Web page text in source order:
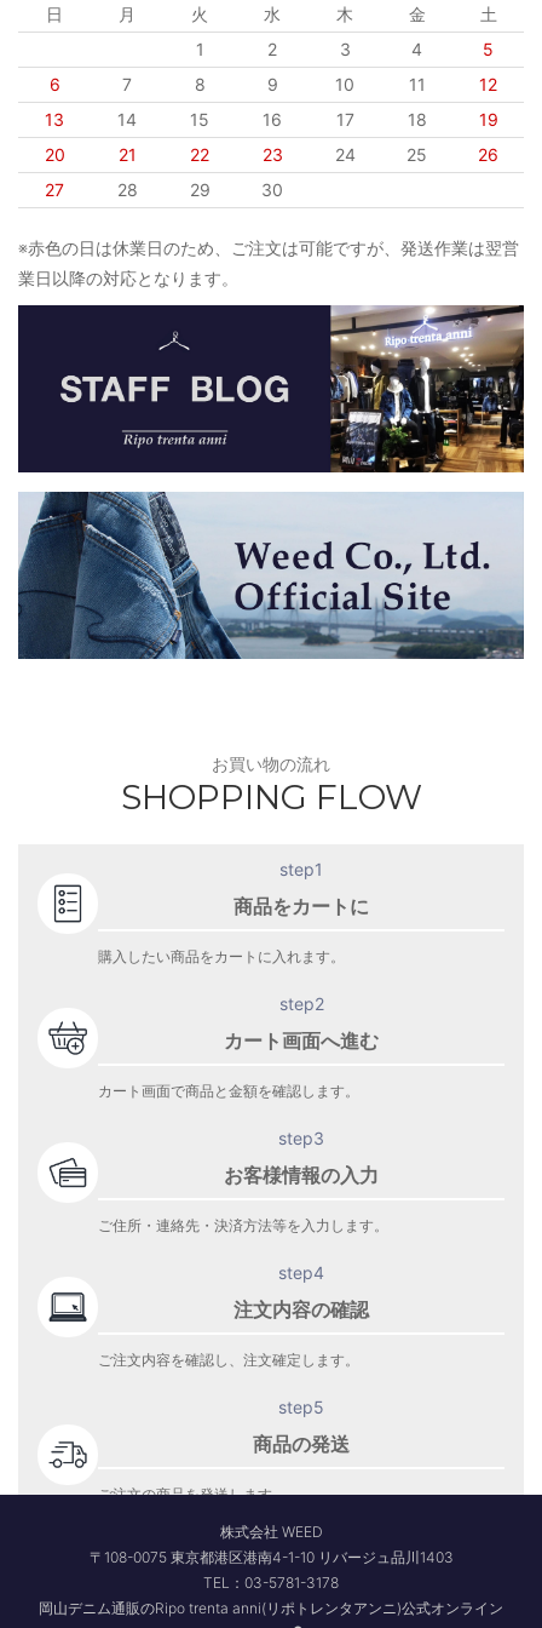
日 月 火 水 木 金
土
1
2 3 4
5
6
7 8 9 10 11
12
13
14 15 16 17 18
19
20
21 22 23 24 25
26
27
28 29 30
※赤色の日は休業日のため、ご注文は可能ですが、発送作業は翌営
業日以降の対応となります。
お買い物の流れ
SHOPPING FLOW
step1
商品をカートに
購入したい商品をカートに入れます。
step2
カート画面へ進む
カート画面で商品と金額を確認します。
step3
お客様情報の入力
ご住所・連絡先・決済方法等を入力します。
step4
注文内容の確認
ご注文内容を確認し、注文確定します。
step5
商品の発送
ご注文の商品を発送します。
株式会社 WEED
〒108-0075 東京都港区港南4-1-10 リバージュ品川1403
TEL：03-5781-3178
岡山デニム通販のRipo trenta anni(リポトレンタアンニ)公式オンライン